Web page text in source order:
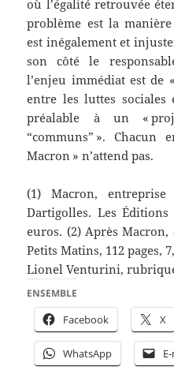
où l’égalité retrouvée
problème est la
est inégalement et
son côté le
l’enjeu immédiat est de
entre les luttes sociales
préalable à un «
“communs” ». Chacun
Macron » n’attend pas.
(1) Macron,
Dartigolles. Les Éditions
euros. (2) Après
Petits Matins, 112 pages,
Lionel Venturini,
ENSEMBLE
Facebook X
WhatsApp